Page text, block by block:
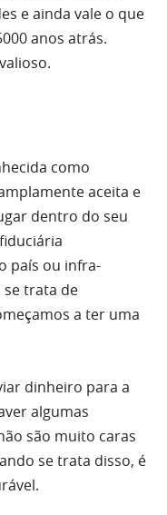
e ainda vale o que
anos atrás.
como
aceita e
dentro do seu
país ou infra-
trata de
a ter uma
dinheiro para a
algumas
são muito caras
se trata disso, é